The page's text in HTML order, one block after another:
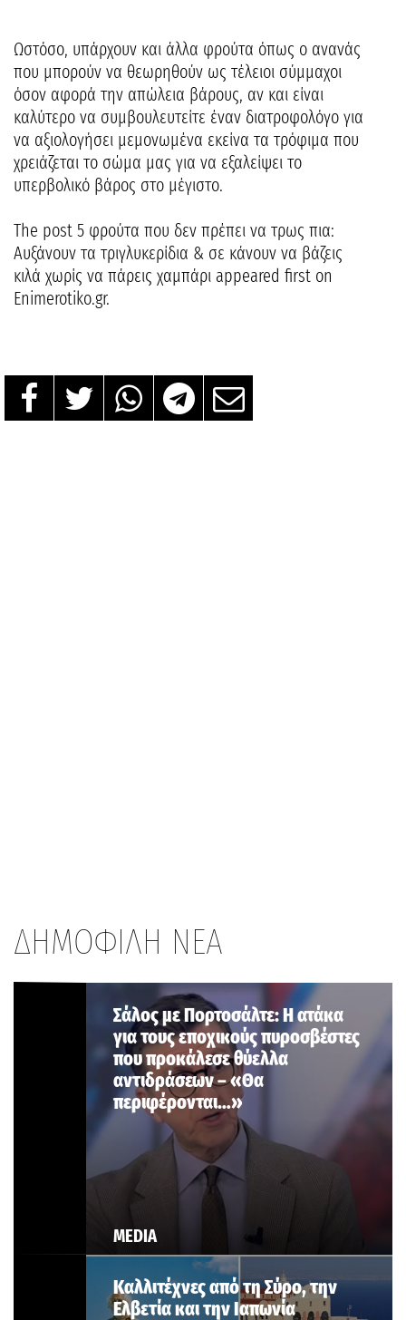
Ωστόσο, υπάρχουν και άλλα φρούτα όπως ο ανανάς
που μπορούν να θεωρηθούν ως τέλειοι σύμμαχοι
όσον αφορά την απώλεια βάρους, αν και είναι
καλύτερο να συμβουλευτείτε έναν διατροφολόγο για
να αξιολογήσει μεμονωμένα εκείνα τα τρόφιμα που
χρειάζεται το σώμα μας για να εξαλείψει το
υπερβολικό βάρος στο μέγιστο.
The post 5 φρούτα που δεν πρέπει να τρως πια:
Αυξάνουν τα τριγλυκερίδια & σε κάνουν να βάζεις
κιλά χωρίς να πάρεις χαμπάρι appeared first on
Enimerotiko.gr.
ΔΗΜΟΦΙΛΗ ΝΕΑ
MEDIA
Σάλος με Πορτοσάλτε: Η ατάκα
για τους εποχικούς πυροσβέστες
που προκάλεσε θύελλα
αντιδράσεων – «Θα
περιφέρονται…»
Καλλιτέχνες από τη Σύρο, την
Ελβετία και την Ιαπωνία